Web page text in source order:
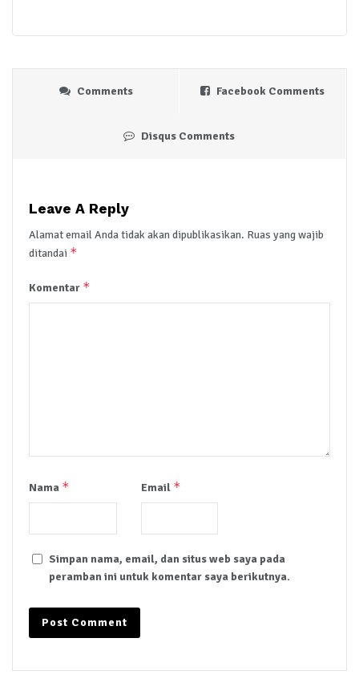
Comments Facebook Comments
Disqus Comments
Leave A Reply
Alamat email Anda tidak akan dipublikasikan. Ruas yang wajib
ditandai *
Komentar *
Nama * Email *
Simpan nama, email, dan situs web saya pada
peramban ini untuk komentar saya berikutnya.